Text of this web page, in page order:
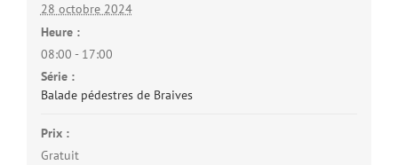
28 octobre 2024
Heure :
08:00 - 17:00
Série :
Balade pédestres de Braives
Prix :
Gratuit